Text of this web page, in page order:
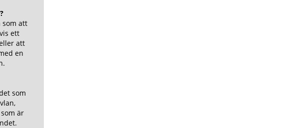
som att
ett
att
en
som
är